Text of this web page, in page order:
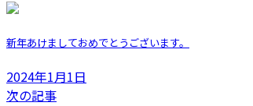
新年あけましておめでとうございます。
2024年1月1日
次の記事